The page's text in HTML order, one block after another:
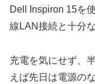
Dell Inspiron 15を
線LAN接続と十分
充電を気にせず、
えば先日は電源の